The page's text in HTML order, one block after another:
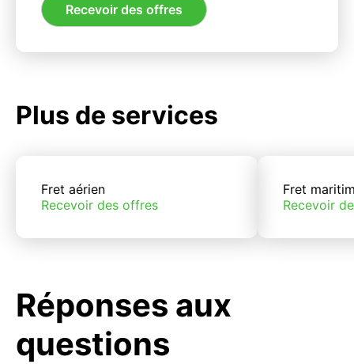
Recevoir des offres
Plus de services
Fret aérien
Recevoir des offres
Fret
Recevoir
Réponses aux
questions